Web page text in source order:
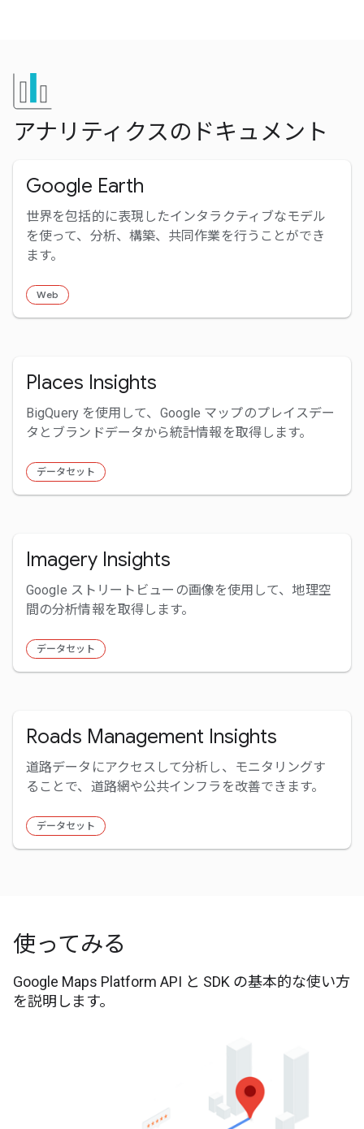
アナリティクスのドキュメント
Google Earth
世界を包括的に表現したインタラクティブなモデル
を使って、分析、構築、共同作業を行うことができ
ます。
Web
Places Insights
BigQuery を使用して、Google マップのプレイスデー
タとブランドデータから統計情報を取得します。
データセット
Imagery Insights
Google ストリートビューの画像を使用して、地理空
間の分析情報を取得します。
データセット
Roads Management Insights
道路データにアクセスして分析し、モニタリングす
ることで、道路網や公共インフラを改善できます。
データセット
使ってみる
Google Maps Platform API と SDK の基本的な使い方
を説明します。